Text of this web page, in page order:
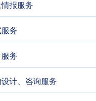
报服务
务
务
计、咨询服务